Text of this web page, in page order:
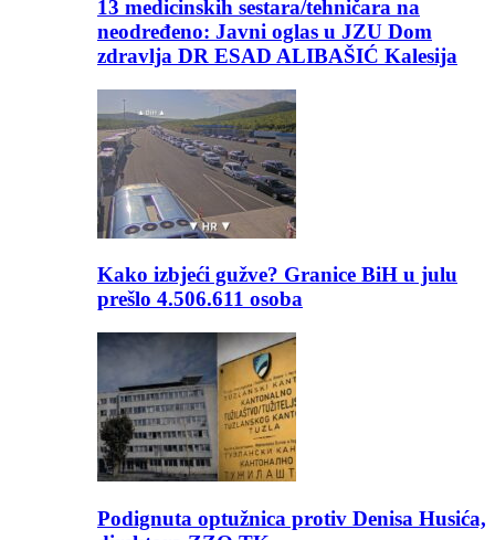
13 medicinskih sestara/tehničara na
neodređeno: Javni oglas u JZU Dom
zdravlja DR ESAD ALIBAŠIĆ Kalesija
Kako izbjeći gužve? Granice BiH u julu
prešlo 4.506.611 osoba
Podignuta optužnica protiv Denisa Husića,